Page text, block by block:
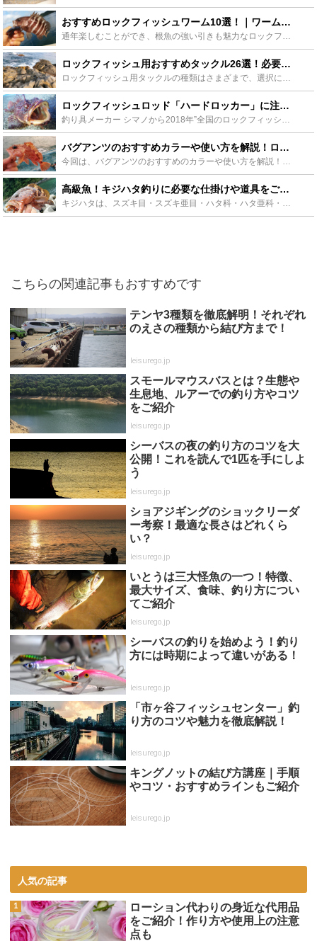
おすすめロックフィッシュワーム10選！｜ワームの選び方を徹底解説【入門編】 - Leisurego(レジャーゴー)
通年楽しむことができ、根魚の強い引きも魅力なロックフィッシュゲーム。ターゲットにはカサゴやメバル、クロソイ、アイナメ、キジハタなど高級魚がずらりと並びます。ここではこれから始めたいというロックフィッ...
ロックフィッシュ用おすすめタックル26選！必要な全タックルを網羅！ - Leisurego(レジャーゴー)
ロックフィッシュ用タックルの種類はさまざまで、選択に迷ってしまう人も多いことでしょう。この記事では、タックル選びに悩むロックフィッシュゲーム入門者向けに、ロッド、リール、ライン、ルアー、シンカー、フ...
ロックフィッシュロッド「ハードロッカー」に注目！性能やおすすめ度をチェック！ - Leisurego(レジャーゴー)
釣り具メーカー シマノから2018年”全国のロックフィッシュシーンに風穴を開ける”をコンセプトに発表された最新のロックフィッシュ専用ロッド「ハードロッカー」が登場しました。ロックフィッシュゲームの先...
バグアンツのおすすめカラーや使い方を解説！ロックフィッシュを攻略しよう - Leisurego(レジャーゴー)
今回は、バグアンツのおすすめのカラーや使い方を解説！ロックフィッシュを攻略しよう。ということで、根魚とも呼ばれるロックフィッシュの種類と初心者から気軽にはじめられるバグアンツを使ってロックフィッシュ...
高級魚！キジハタ釣りに必要な仕掛けや道具をご紹介 - Leisurego(レジャーゴー)
キジハタは、スズキ目・スズキ亜目・ハタ科・ハタ亜科・ハタ属・マハタ属に分類されている魚です。キジハタは生まれたときは必ずメスで生まれ成長するとオスに性転換すると知られていて、性転換するキジハタは全長...
こちらの関連記事もおすすめです
テンヤ3種類を徹底解明！それぞれ
のえさの種類から結び方まで！
leisurego.jp
スモールマウスバスとは？生態や
生息地、ルアーでの釣り方やコツ
をご紹介
leisurego.jp
シーバスの夜の釣り方のコツを大
公開！これを読んで1匹を手にしよ
う
leisurego.jp
ショアジギングのショックリーダ
ー考察！最適な長さはどれくら
い？
leisurego.jp
いとうは三大怪魚の一つ！特徴、
最大サイズ、食味、釣り方につい
てご紹介
leisurego.jp
シーバスの釣りを始めよう！釣り
方には時期によって違いがある！
leisurego.jp
「市ヶ谷フィッシュセンター」釣
り方のコツや魅力を徹底解説！
leisurego.jp
キングノットの結び方講座｜手順
やコツ・おすすめラインもご紹介
leisurego.jp
人気の記事
ローション代わりの身近な代用品
をご紹介！作り方や使用上の注意
点も